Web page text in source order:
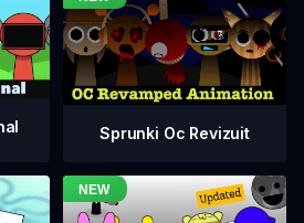
Sprunki Oc Revizuit